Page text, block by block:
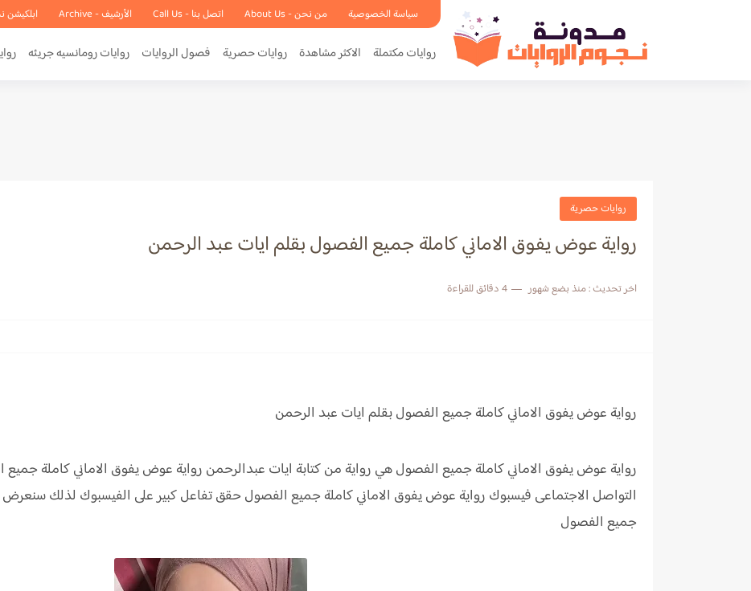
سياسة الخصوصية من نحن - About Us اتصل بنا - Call Us الأرشيف - Archive ابلكيشن
روايات مكتملة الاكثر مشاهدة روايات حصرية فصول الروايات روايات رومانسيه جريئه
روايات حصرية
رواية عوض يفوق الاماني كاملة جميع الفصول بقلم ايات عبد الرحمن
اخر تحديث :منذ بضع شهور 4 دقائق للقراءة
رواية عوض يفوق الاماني كاملة جميع الفصول بقلم ايات عبد الرحمن
رواية عوض يفوق الاماني كاملة جميع الفصول هي رواية من كتابة ايات عبدالرحمن رواية عوض يفوق الاماني كاملة
التواصل الاجتماعى فيسبوك رواية عوض يفوق الاماني كاملة جميع الفصول حققتفاعل كبير على الفيسبوك لذلك
جميع الفصول